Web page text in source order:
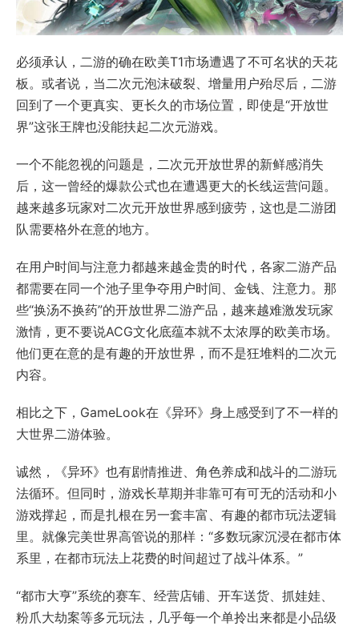
必须承认，二游的确在欧美T1市场遭遇了不可名状的天花
板。或者说，当二次元泡沫破裂、增量用户殆尽后，二游
回到了一个更真实、更长久的市场位置，即使是“开放世
界”这张王牌也没能扶起二次元游戏。
一个不能忽视的问题是，二次元开放世界的新鲜感消失
后，这一曾经的爆款公式也在遭遇更大的长线运营问题。
越来越多玩家对二次元开放世界感到疲劳，这也是二游团
队需要格外在意的地方。
在用户时间与注意力都越来越金贵的时代，各家二游产品
都需要在同一个池子里争夺用户时间、金钱、注意力。那
些“换汤不换药”的开放世界二游产品，越来越难激发玩家
激情，更不要说ACG文化底蕴本就不太浓厚的欧美市场。
他们更在意的是有趣的开放世界，而不是狂堆料的二次元
内容。
相比之下，GameLook在《异环》身上感受到了不一样的
大世界二游体验。
诚然，《异环》也有剧情推进、角色养成和战斗的二游玩
法循环。但同时，游戏长草期并非靠可有可无的活动和小
游戏撑起，而是扎根在另一套丰富、有趣的都市玩法逻辑
里。就像完美世界高管说的那样：“多数玩家沉浸在都市体
系里，在都市玩法上花费的时间超过了战斗体系。”
“都市大亨”系统的赛车、经营店铺、开车送货、抓娃娃、
粉爪大劫案等多元玩法，几乎每一个单拎出来都是小品级